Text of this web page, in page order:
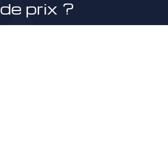
de prix ?